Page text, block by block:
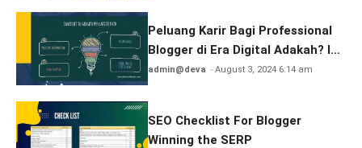
Peluang Karir Bagi Professional
Blogger di Era Digital Adakah? Ini
Jawabnya
admin@deva August 3, 2024 6:14 am
SEO Checklist For Blogger
Winning the SERP